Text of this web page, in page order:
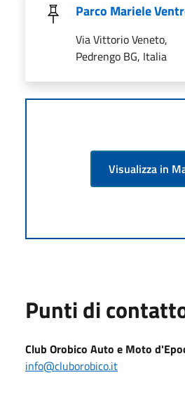
Parco Mariele
Via Vittorio Veneto,
Pedrengo BG, Italia
Visualizza in
Punti di
Club Orobico Auto e Moto
info@cluborobico.it